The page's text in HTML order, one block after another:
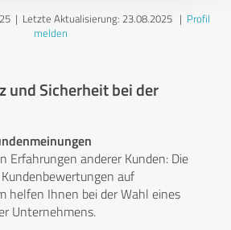
| Letzte Aktualisierung: 23.08.2025| Profil
melden
und Sicherheit bei der
Erfahrungen anderer Kunden: Die
auf
helfen Ihnen bei der Wahl eines
Unternehmens.